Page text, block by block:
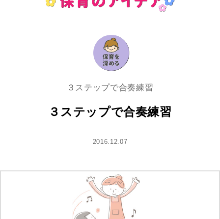
３ステップで合奏練習
３ステップで合奏練習
2016.12.07